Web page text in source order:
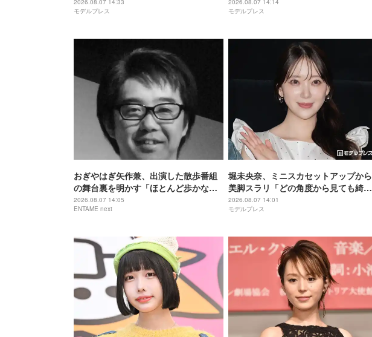
敵」の声
2026.08.07 14:33
モデルプレス
2026.08.07 14:14
モデルプレス
おぎやはぎ矢作兼、出演した散歩番組
の舞台裏を明かす「ほとんど歩かな
い」「7メートル手前ぐらいから…」
2026.08.07 14:05
ENTAME next
堀未央奈、ミニスカセットアップから
美脚スラリ「どの角度から見ても綺
麗」「大人っぽい雰囲気が素敵」と反
響
2026.08.07 14:01
モデルプレス